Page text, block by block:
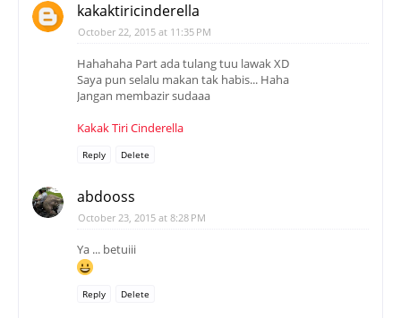
kakaktiricinderella
October 22, 2015 at 11:35 PM
Hahahaha Part ada tulang tuu lawak XD
Saya pun selalu makan tak habis... Haha
Jangan membazir sudaaa
Kakak Tiri Cinderella
Reply Delete
abdooss
October 23, 2015 at 8:28 PM
Ya ... betuiii
Reply Delete